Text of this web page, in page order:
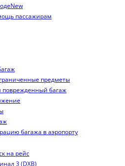
New
пассажирам
предметы
багаж
багажа в аэропорту
на рейс
3 (DXB)